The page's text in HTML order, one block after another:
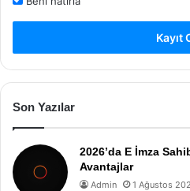
Kayıt
Son Yazılar
2026’da E İmza
Avantajlar
Admin 1 Ağustos